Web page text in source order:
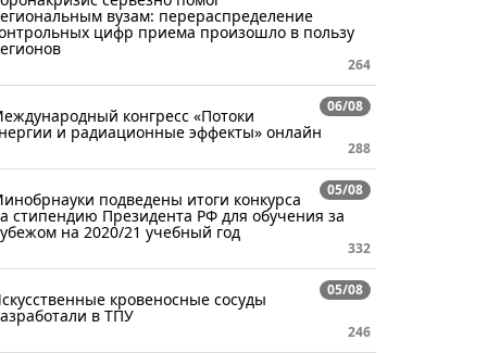
вузам: перераспределение
цифр приема произошло в пользу
264
06/08
конгресс «Потоки
и радиационные эффекты» онлайн
288
05/08
подведены итоги конкурса
стипендию Президента РФ для обучения за
на 2020/21 учебный год
332
05/08
кровеносные сосуды
в ТПУ
246